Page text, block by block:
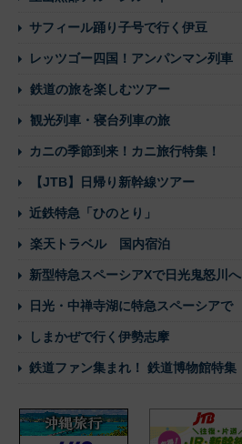
サフィール踊り子号で行く伊豆
レッツゴー四国！アンパンマン列車
鉄道の旅を楽しむツアー
観光列車・寝台列車の旅
カニの季節到来！カニ旅行特集！
【JTB】日帰り新幹線ツアー
近鉄特急「ひのとり」
楽天トラベル 国内宿泊
新型特急スペーシアXで日光鬼怒川へ
日光・中禅寺湖に特急スペーシアで
しまかぜで行く伊勢志摩
鉄道ファン集まれ！ 鉄道博物館特集